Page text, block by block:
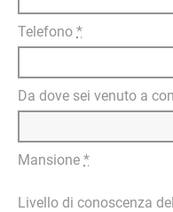
Telefono *
Da dove sei venuto a
Mansione *
Livello di conoscenza